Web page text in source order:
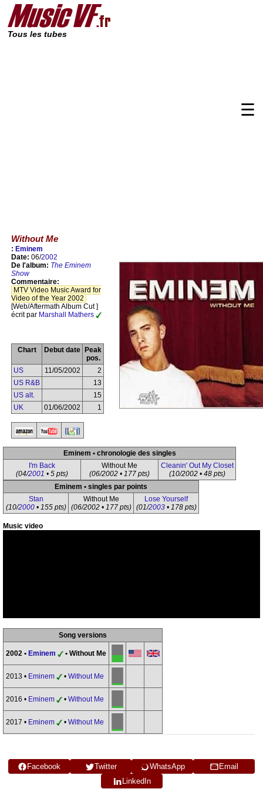
Tous les tubes
☰
Without Me
: Eminem
Date: 06/2002
De l'album: The Eminem
Show
Commentaire:
MTV Video Music Award for
Video of the Year 2002
[Web/Aftermath Album Cut ]
écrit par Marshall Mathers
Chart Debut date
Peak
pos.
US
11/05/2002
2
US R&B
13
US alt.
15
UK
01/06/2002 1
Eminem • chronologie des singles
I'm Back
(04/2001 • 5 pts)
Without Me
(06/2002 • 177 pts)
Cleanin' Out My Closet
(10/2002 • 48 pts)
Eminem • singles par points
Stan
(10/2000• 155 pts)
Without Me
(06/2002 • 177 pts)
Lose Yourself
(01/2003• 178 pts)
Music video
Song versions
2002 • Eminem • Without Me
2013 • Eminem • Without Me
2016 • Eminem • Without Me
2017 • Eminem • Without Me
Facebook Twitter WhatsApp
Email
LinkedIn